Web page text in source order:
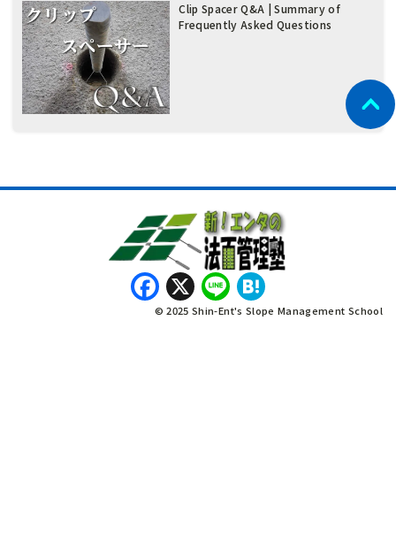
Clip Spacer Q&A | Summary of
Frequently Asked Questions
Facebook
X Line
© 2025 Shin-Ent's Slope Management School